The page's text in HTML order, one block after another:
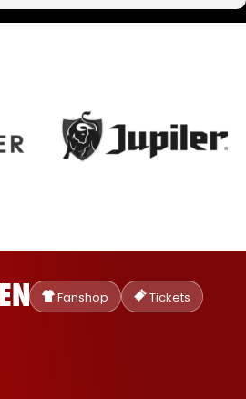
Fanshop Tickets